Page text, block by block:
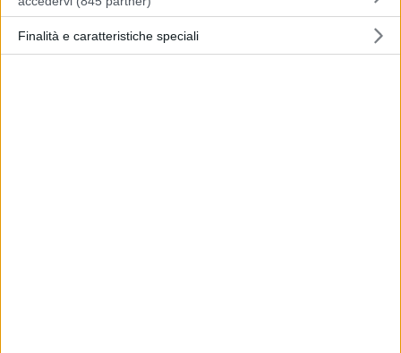
Finalità e caratteristiche speciali
Articolo precedente Articolo successivo